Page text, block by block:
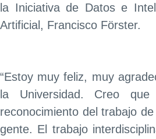
la Iniciativa de Datos e
Artificial, Francisco Förster.
“Estoy muy feliz, muy
la Universidad. Creo
reconocimiento del trabajo
gente. El trabajo